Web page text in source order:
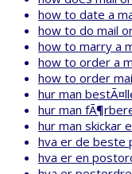
how to date a
how to do mail
how to marry a
how to order a
how to order
hur man
hur man
hur man skickar
hva er de beste
hva er en